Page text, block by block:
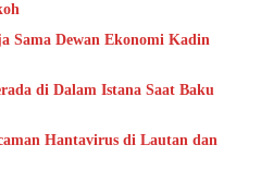
Sama Dewan Ekonomi Kadin
di Dalam Istana Saat Baku
Hantavirus di Lautan dan